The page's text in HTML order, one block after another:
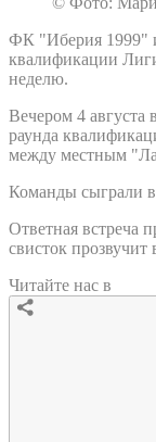
ФК "Иберия 1999"
квалификации
неделю.
Вечером 4 августа
раунда
между местным
Команды сыграли
Ответная встреча
свисток прозвучит
Читайте нас в